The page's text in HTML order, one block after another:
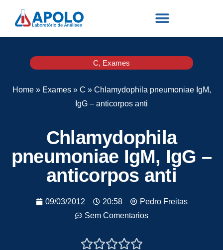
C, Exames
Home» Exames» C » Chlamydophila pneumoniae IgM,
IgG – anticorpos anti
Chlamydophila
pneumoniae IgM, IgG –
anticorpos anti
09/03/2012 20:58
Pedro Freitas
Sem Comentarios
